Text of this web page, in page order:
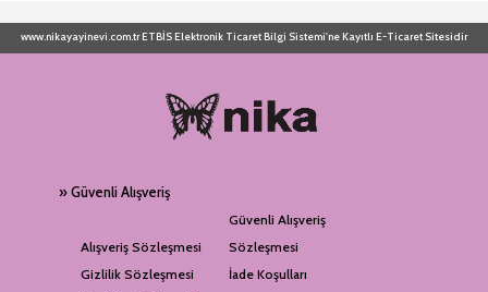
www.nikayayinevi.com.tr ETBİS Elektronik Ticaret Bilgi Sistemi'ne Kayıtlı E-Ticaret Sitesidir
» Güvenli Alışveriş
Alışveriş Sözleşmesi
Güvenli Alışveriş
Sözleşmesi
Gizlilik Sözleşmesi
İade Koşulları